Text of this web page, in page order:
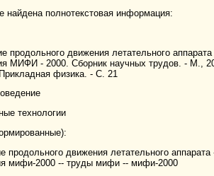
найдена полнотекстовая информация:
продольного движения летательного
МИФИ - 2000. Сборник научных трудов. - М.,
физика. - С. 21
технологии
продольного движения летательного
мифи-2000 -- труды мифи -- мифи-2000